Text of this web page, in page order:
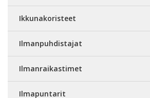
Ikkunakoristeet
Ilmanpuhdistajat
Ilmanraikastimet
Ilmapuntarit